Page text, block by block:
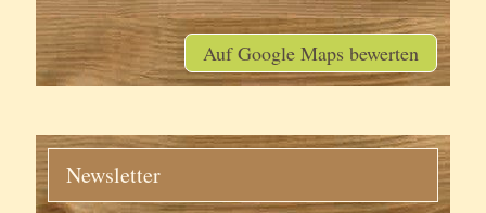
Auf Google Maps bewerten
Newsletter